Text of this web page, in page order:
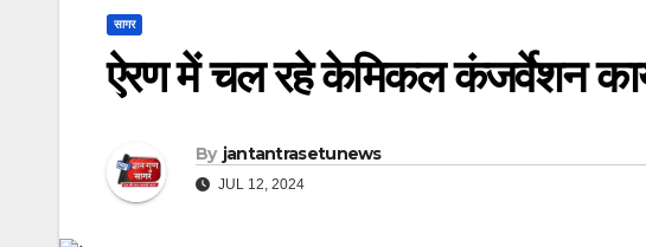
सागर
ऐरण में चल रहे केमिकल कंजर्वेशन
By jantantrasetunews
JUL 12, 2024